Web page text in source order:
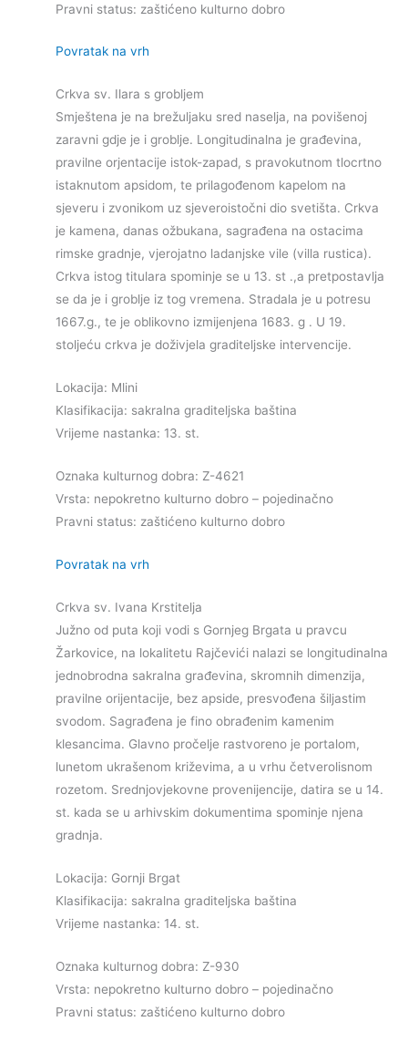
Pravni status: zaštićeno kulturno dobro
Povratak na vrh
Crkva sv. Ilara s grobljem
Smještena je na brežuljaku sred naselja, na povišenoj
zaravni gdje je i groblje. Longitudinalna je građevina,
pravilne orjentacije istok-zapad, s pravokutnom tlocrtno
istaknutom apsidom, te prilagođenom kapelom na
sjeveru i zvonikom uz sjeveroistočni dio svetišta. Crkva
je kamena, danas ožbukana, sagrađena na ostacima
rimske gradnje, vjerojatno ladanjske vile (villa rustica).
Crkva istog titulara spominje se u 13. st .,a pretpostavlja
se da je i groblje iz tog vremena. Stradala je u potresu
1667.g., te je oblikovno izmijenjena 1683. g . U 19.
stoljeću crkva je doživjela graditeljske intervencije.
Lokacija: Mlini
Klasifikacija: sakralna graditeljska baština
Vrijeme nastanka: 13. st.
Oznaka kulturnog dobra: Z-4621
Vrsta: nepokretno kulturno dobro – pojedinačno
Pravni status: zaštićeno kulturno dobro
Povratak na vrh
Crkva sv. Ivana Krstitelja
Južno od puta koji vodi s Gornjeg Brgata u pravcu
Žarkovice, na lokalitetu Rajčevići nalazi se longitudinalna
jednobrodna sakralna građevina, skromnih dimenzija,
pravilne orijentacije, bez apside, presvođena šiljastim
svodom. Sagrađena je fino obrađenim kamenim
klesancima. Glavno pročelje rastvoreno je portalom,
lunetom ukrašenom križevima, a u vrhu četverolisnom
rozetom. Srednjovjekovne provenijencije, datira se u 14.
st. kada se u arhivskim dokumentima spominje njena
gradnja.
Lokacija: Gornji Brgat
Klasifikacija: sakralna graditeljska baština
Vrijeme nastanka: 14. st.
Oznaka kulturnog dobra: Z-930
Vrsta: nepokretno kulturno dobro – pojedinačno
Pravni status: zaštićeno kulturno dobro